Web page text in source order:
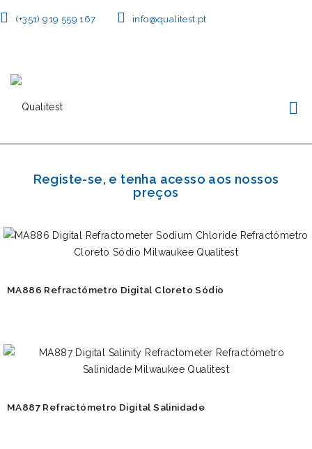
(+351) 919 559 167 info@qualitest.pt
Registe-se, e tenha acesso aos nossos
preços
MA886 Refractómetro Digital Cloreto Sódio
MA887 Refractómetro Digital Salinidade